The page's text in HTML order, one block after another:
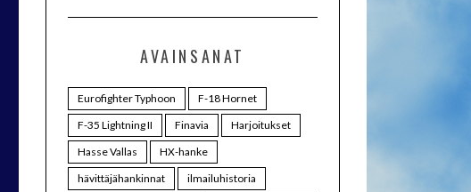
AVAINSANAT
Eurofighter Typhoon
F-18 Hornet
F-35 Lightning II
Finavia
Harjoitukset
Hasse Vallas
HX-hanke
hävittäjähankinnat
ilmailuhistoria